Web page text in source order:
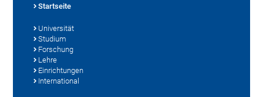
Startseite
Universität
Studium
Forschung
Lehre
Einrichtungen
International